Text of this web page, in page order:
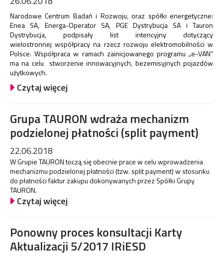
Narodowe Centrum Badań i Rozwoju, oraz spółki energetyczne:
Enea SA, Energa-Operator SA, PGE Dystrybucja SA i Tauron
Dystrybucja, podpisały list intencyjny dotyczący
wielostronnej współpracy na rzecz rozwoju elektromobilności w
Polsce. Współpraca w ramach zainicjowanego programu „e-VAN”
ma na celu stworzenie innowacyjnych, bezemisyjnych pojazdów
użytkowych.
Czytaj więcej
Grupa TAURON wdraża mechanizm
podzielonej płatności (split payment)
22.06.2018
W Grupie TAURON toczą się obecnie prace w celu wprowadzenia
mechanizmu podzielonej płatności (tzw. split payment) w stosunku
do płatności faktur zakupu dokonywanych przez Spółki Grupy
TAURON.
Czytaj więcej
Ponowny proces konsultacji Karty
Aktualizacji 5/2017 IRiESD